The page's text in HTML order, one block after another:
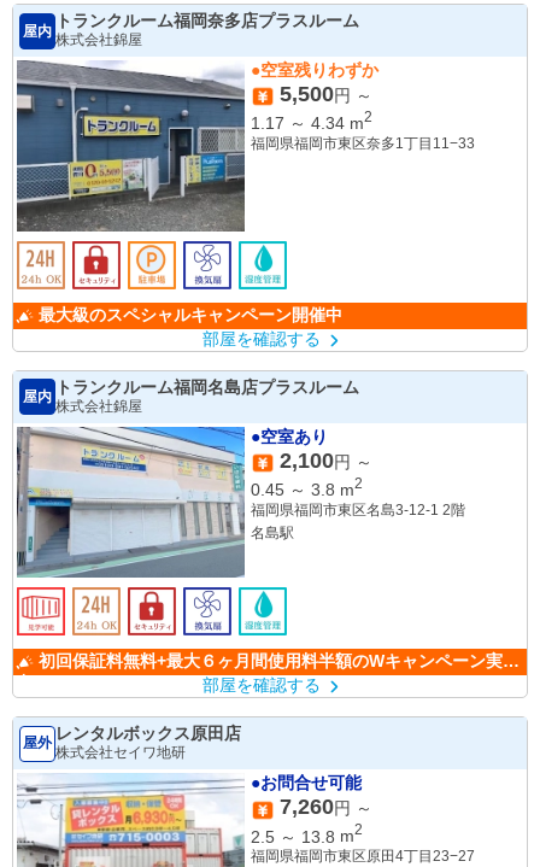
屋内
トランクルーム福岡奈多店プラスルーム
株式会社錦屋
●空室残りわずか
5,500円 ～
1.17 ～ 4.34 m2
福岡県福岡市東区奈多1丁目11−33
最大級のスペシャルキャンペーン開催中
部屋を確認する
屋内
トランクルーム福岡名島店プラスルーム
株式会社錦屋
●空室あり
2,100円 ～
0.45 ～ 3.8 m2
福岡県福岡市東区名島3-12-1 2階
名島駅
部屋を確認する
屋外 レンタルボックス原田店
株式会社セイワ地研
●お問合せ可能
7,260円 ～
2.5 ～ 13.8 m2
福岡県福岡市東区原田4丁目23−27